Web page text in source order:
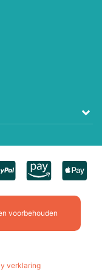
voorbehouden
verklaring